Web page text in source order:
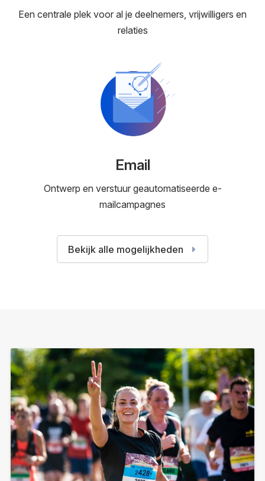
Een centrale plek voor al je deelnemers, vrijwilligers en
relaties
Email
Ontwerp en verstuur geautomatiseerde e-
mailcampagnes
Bekijk alle mogelijkheden